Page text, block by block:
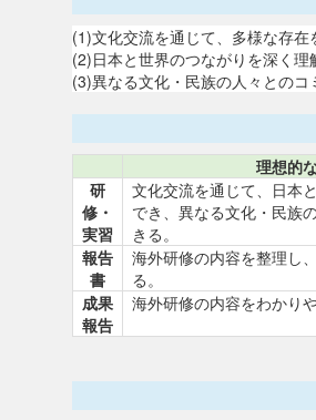
(1)文化交流を通じて、多様な存在
(2)日本と世界のつながりを深く理
(3)異なる文化・民族の人々とのコ
理想的
研
修・
実習
文化交流を通じて、日本
でき、異なる文化・民族
きる。
報告
書
海外研修の内容を整理し
る。
成果
報告
海外研修の内容をわかり